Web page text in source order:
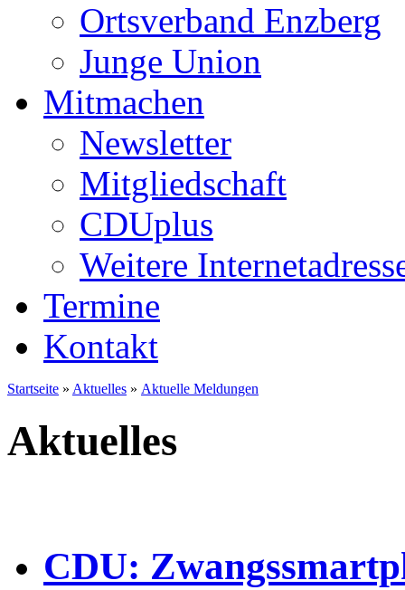
Ortsverband Enzberg
Junge Union
Mitmachen
Newsletter
Mitgliedschaft
CDUplus
Weitere
Termine
Kontakt
Startseite » Aktuelles » Aktuelle Meldungen
Aktuelles
CDU: